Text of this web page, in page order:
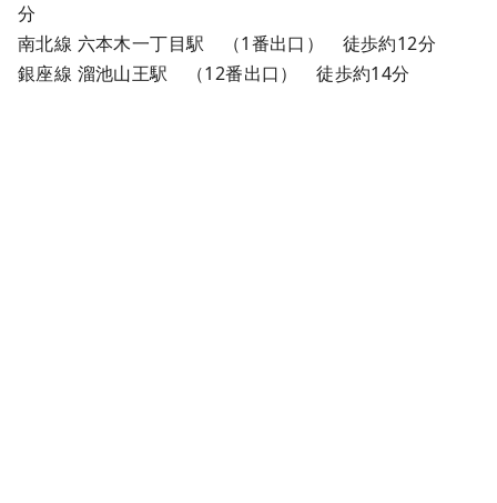
分
南北線 六本木一丁目駅 （1番出口） 徒歩約12分
銀座線 溜池山王駅 （12番出口） 徒歩約14分